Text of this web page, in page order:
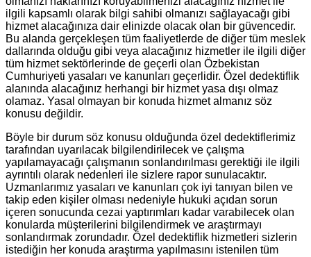
ilgili kapsamlı olarak bilgi sahibi olmanızı sağlayacağı gibi
hizmet alacağınıza dair elinizde olacak olan bir güvencedir.
Bu alanda gerçekleşen tüm faaliyetlerde de diğer tüm meslek
dallarında olduğu gibi veya alacağınız hizmetler ile ilgili diğer
tüm hizmet sektörlerinde de geçerli olan Özbekistan
Cumhuriyeti yasaları ve kanunları geçerlidir. Özel dedektiflik
alanında alacağınız herhangi bir hizmet yasa dışı olmaz
olamaz. Yasal olmayan bir konuda hizmet almanız söz
konusu değildir.
Böyle bir durum söz konusu olduğunda özel dedektiflerimiz
tarafından uyarılacak bilgilendirilecek ve çalışma
yapılamayacağı çalışmanın sonlandırılması gerektiği ile ilgili
ayrıntılı olarak nedenleri ile sizlere rapor sunulacaktır.
Uzmanlarımız yasaları ve kanunları çok iyi tanıyan bilen ve
takip eden kişiler olması nedeniyle hukuki açıdan sorun
içeren sonucunda cezai yaptırımları kadar varabilecek olan
konularda müşterilerini bilgilendirmek ve araştırmayı
sonlandırmak zorundadır. Özel dedektiflik hizmetleri sizlerin
istediğin her konuda araştırma yapılmasını istenilen tüm